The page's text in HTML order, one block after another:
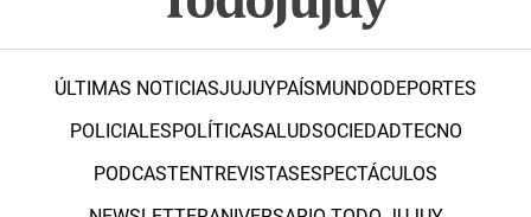
ÚLTIMAS NOTICIASJUJUYPAÍSMUNDODEPORTES
POLICIALESPOLÍTICASALUDSOCIEDADTECNO
PODCASTENTREVISTASESPECTÁCULOS